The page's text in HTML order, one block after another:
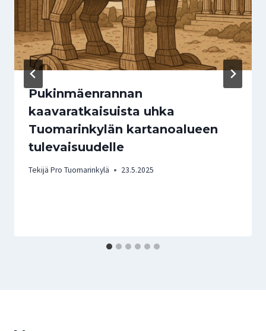
Pukinmäenrannan
kaavaratkaisuista uhka
Tuomarinkylän kartanoalueen
tulevaisuudelle
Tekijä Pro Tuomarinkylä 23.5.2025